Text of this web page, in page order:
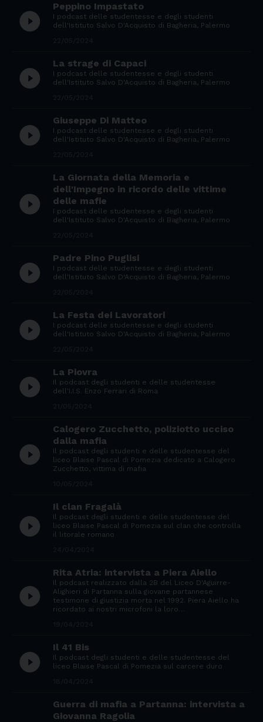
play_circle_filled
Peppino Impastato
I podcast delle studentesse e degli studenti
dell'Istituto Salvo D'Acquisto di Bagheria, Palermo
play_circle_filled
La strage di Capaci
I podcast delle studentesse e degli studenti
dell'Istituto Salvo D'Acquisto di Bagheria, Palermo
play_circle_filled
Giuseppe Di Matteo
I podcast delle studentesse e degli studenti
dell'Istituto Salvo D'Acquisto di Bagheria, Palermo
play_circle_filled
La Giornata della Memoria e
dell'Impegno in ricordo delle vittime
delle mafie
I podcast delle studentesse e degli studenti
dell'Istituto Salvo D'Acquisto di Bagheria, Palermo
play_circle_filled
Padre Pino Puglisi
I podcast delle studentesse e degli studenti
dell'Istituto Salvo D'Acquisto di Bagheria, Palermo
play_circle_filled
La Festa dei Lavoratori
I podcast delle studentesse e degli studenti
dell'Istituto Salvo D'Acquisto di Bagheria, Palermo
play_circle_filled
La Piovra
Il podcast degli studenti e delle studentesse
dell'I.I.S. Enzo Ferrari di Roma
play_circle_filled
Calogero Zucchetto, poliziotto ucciso
dalla mafia
Il podcast degli studenti e delle studentesse del
liceo Blaise Pascal di Pomezia dedicato a Calogero
Zucchetto, vittima di mafia
play_circle_filled
Il clan Fragalà
Il podcast degli studenti e delle studentesse del
liceo Blaise Pascal di Pomezia sul clan che controlla
il litorale romano
play_circle_filled
Rita Atria: intervista a Piera Aiello
Il podcast realizzato dalla 2B del Liceo D'Aguirre-
Alighieri di Partanna sulla giovane partannese
testimone di giustizia morta nel 1992. Piera Aiello ha
ricordato ai nostri microfoni la loro…
play_circle_filled
Il 41 Bis
Il podcast degli studenti e delle studentesse del
liceo Blaise Pascal di Pomezia sul carcere duro
Guerra di mafia a Partanna: intervista a
Giovanna Ragolia